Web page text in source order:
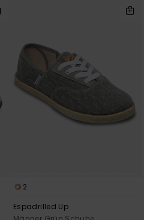
2
Espadrilled Up